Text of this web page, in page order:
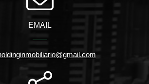
EMAIL